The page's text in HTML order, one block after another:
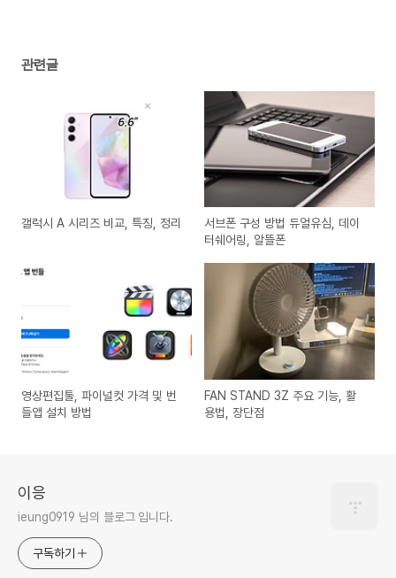
관련글
갤럭시 A 시리즈 비교, 특징, 정리
서브폰 구성 방법 듀얼유심, 데이
터쉐어링, 알뜰폰
영상편집툴, 파이널컷 가격 및 번
들앱 설치 방법
FAN STAND 3Z 주요 기능, 활
용법, 장단점
이응
ieung0919 님의 블로그 입니다.
구독하기